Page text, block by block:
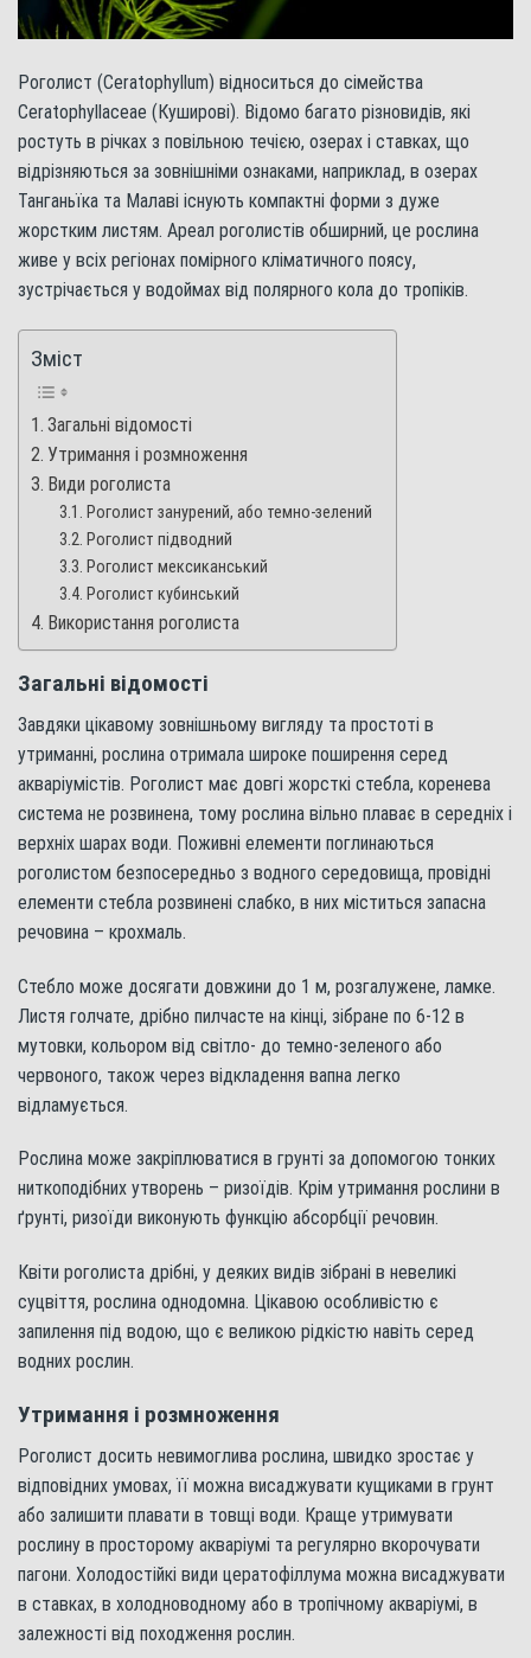
Роголист (Ceratophyllum) відноситься до сімейства
Ceratophyllaceae (Куширові). Відомо багато різновидів, які
ростуть в річках з повільною течією, озерах і ставках, що
відрізняються за зовнішніми ознаками, наприклад, в озерах
Танганьїка та Малаві існують компактні форми з дуже
жорстким листям. Ареал роголистів обширний, це рослина
живе у всіх регіонах помірного кліматичного поясу,
зустрічається у водоймах від полярного кола до тропіків.
Зміст
Загальні відомості
Утримання і розмноження
Види роголиста
Роголист занурений, або темно-зелений
Роголист підводний
Роголист мексиканський
Роголист кубинський
Використання роголиста
Загальні відомості
Завдяки цікавому зовнішньому вигляду та простоті в
утриманні, рослина отримала широке поширення серед
акваріумістів. Роголист має довгі жорсткі стебла, коренева
система не розвинена, тому рослина вільно плаває в середніх і
верхніх шарах води. Поживні елементи поглинаються
роголистом безпосередньо з водного середовища, провідні
елементи стебла розвинені слабко, в них міститься запасна
речовина – крохмаль.
Стебло може досягати довжини до 1 м, розгалужене, ламке.
Листя голчате, дрібно пилчасте на кінці, зібране по 6-12 в
мутовки, кольором від світло- до темно-зеленого або
червоного, також через відкладення вапна легко
відламується.
Рослина може закріплюватися в грунті за допомогою тонких
ниткоподібних утворень – ризоїдів. Крім утримання рослини в
ґрунті, ризоїди виконують функцію абсорбції речовин.
Квіти роголиста дрібні, у деяких видів зібрані в невеликі
суцвіття, рослина однодомна. Цікавою особливістю є
запилення під водою, що є великою рідкістю навіть серед
водних рослин.
Утримання і розмноження
Роголист досить невимоглива рослина, швидко зростає у
відповідних умовах, її можна висаджувати кущиками в грунт
або залишити плавати в товщі води. Краще утримувати
рослину в просторому акваріумі та регулярно вкорочувати
пагони. Холодостійкі види цератофіллума можна висаджувати
в ставках, в холодноводному або в тропічному акваріумі, в
залежності від походження рослин.